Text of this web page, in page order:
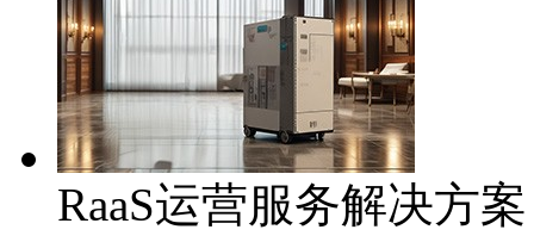
RaaS运营服务解决方案